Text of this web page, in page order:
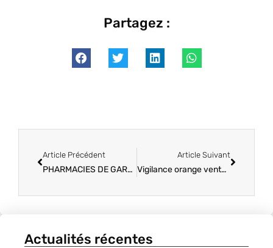
Partagez :
Article Précédent
PHARMACIES DE GARDE 1 er Trimestre
Article Suivant
Vigilance orange vents violents
Actualités récentes